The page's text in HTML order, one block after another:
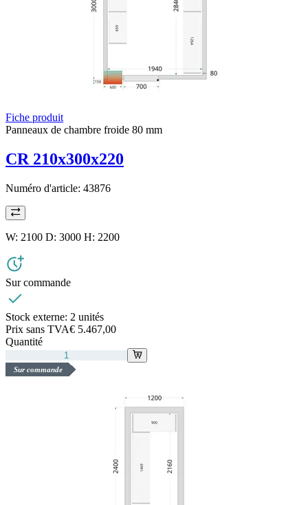
Fiche produit
Panneaux de chambre froide 80 mm
CR 210x300x220
Numéro d'article: 43876
W: 2100 D: 3000 H: 2200
Sur commande
Stock externe: 2 unités
Prix sans TVA€ 5.467,00
Quantité
Sur commande